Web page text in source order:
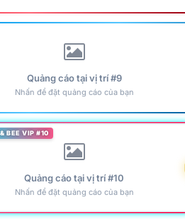
Quảng cáo tại vị trí #9
Nhấn để đặt quảng cáo của bạn
BEE VIP #10
Quảng cáo tại vị trí #10
Nhấn để đặt quảng cáo của bạn